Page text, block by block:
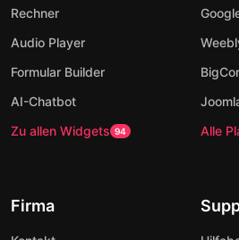
Rechner
Audio Player
Formular Builder
AI-Chatbot
Zu allen Widgets 94
Alle
Firma